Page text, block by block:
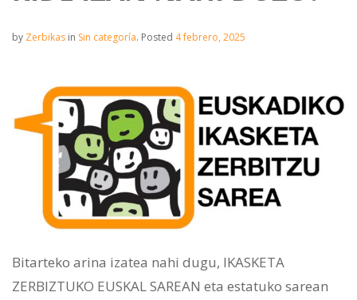
by Zerbikas in Sin categoría. Posted 4 febrero, 2025
Bitarteko arina izatea nahi dugu, IKASKETA
ZERBIZTUKO EUSKAL SAREAN eta estatuko sarean